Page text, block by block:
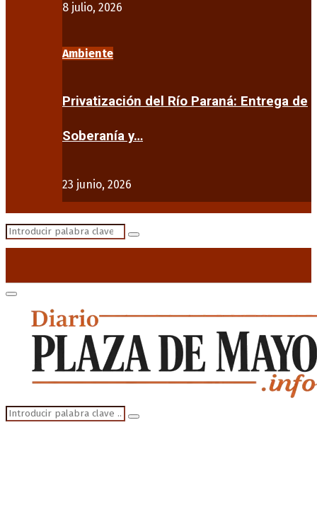
8 julio, 2026
Ambiente
Privatización del Río Paraná: Entrega de
Soberanía y…
23 junio, 2026
Search
Search
Primary
Menu
Search
for:
Search